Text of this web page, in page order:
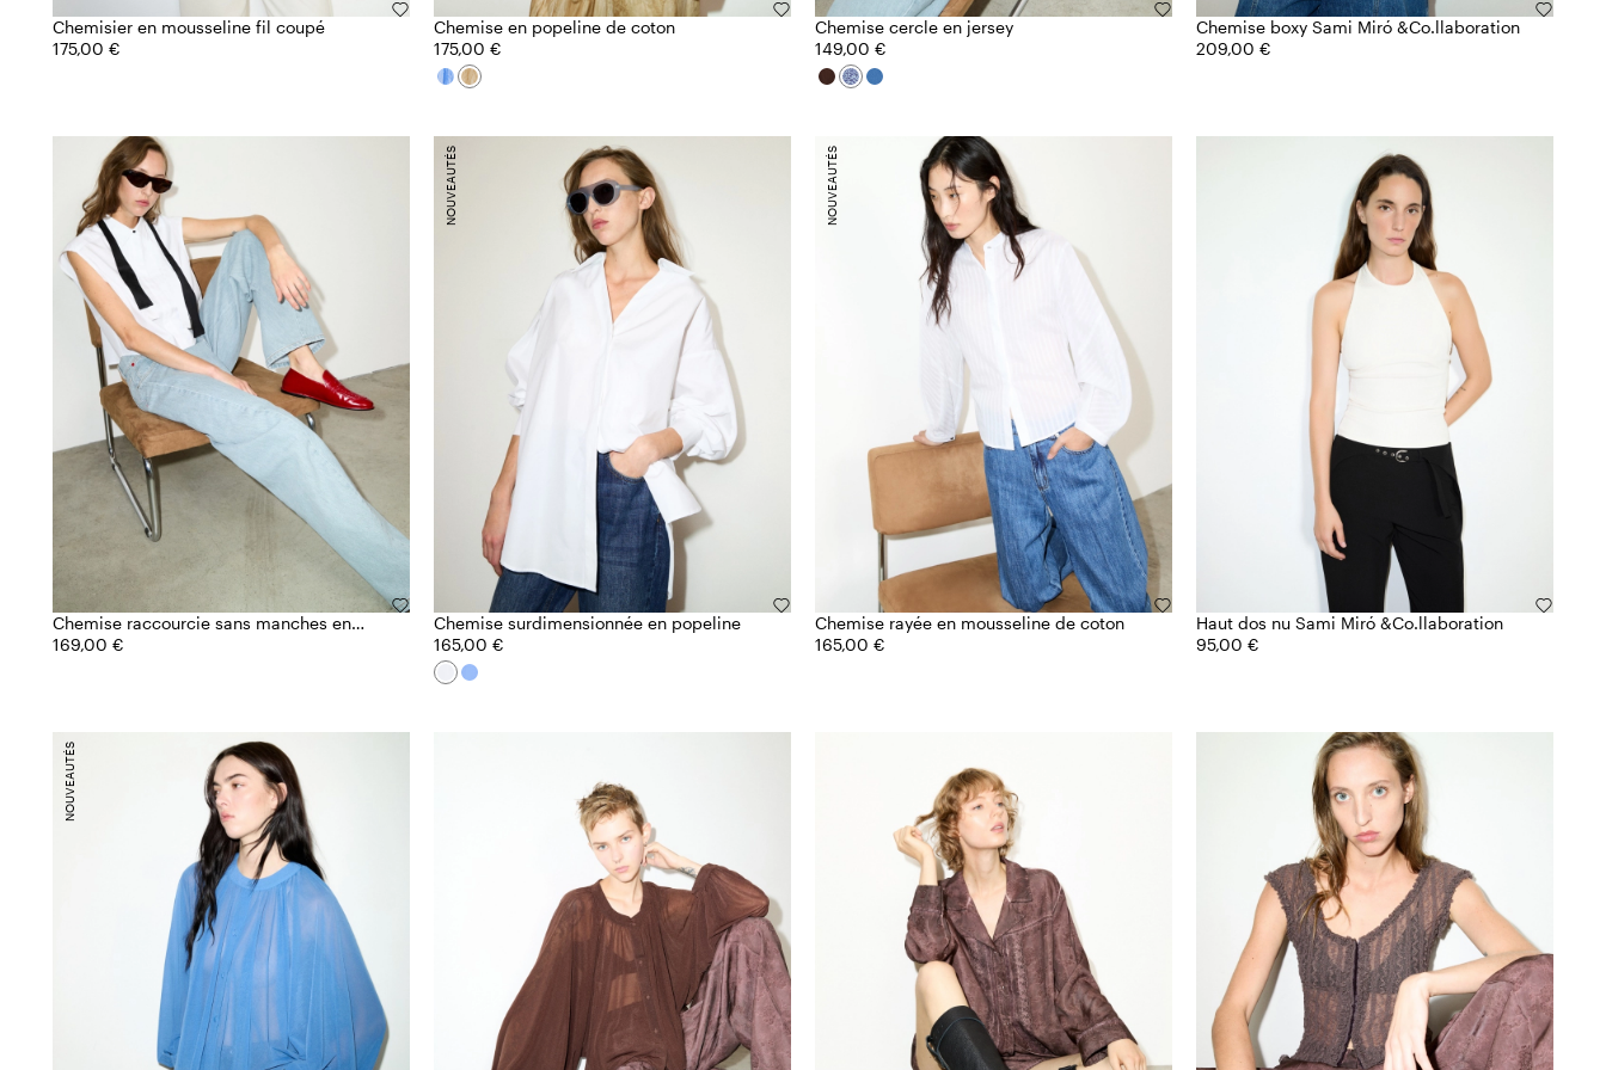
Chemisier en mousseline fil coupé
175,00 €
Chemise en popeline de coton
175,00 €
Chemise cercle en jersey
149,00 €
Chemise boxy Sami Miró &Co.llaboration
209,00 €
Chemise raccourcie sans manches en
popeline
169,00 €
Chemise surdimensionnée en popeline
165,00 €
NOUVEAUTÉS
Chemise rayée en mousseline de coton
165,00 €
NOUVEAUTÉS
Haut dos nu Sami Miró &Co.llaboration
95,00 €
NOUVEAUTÉS